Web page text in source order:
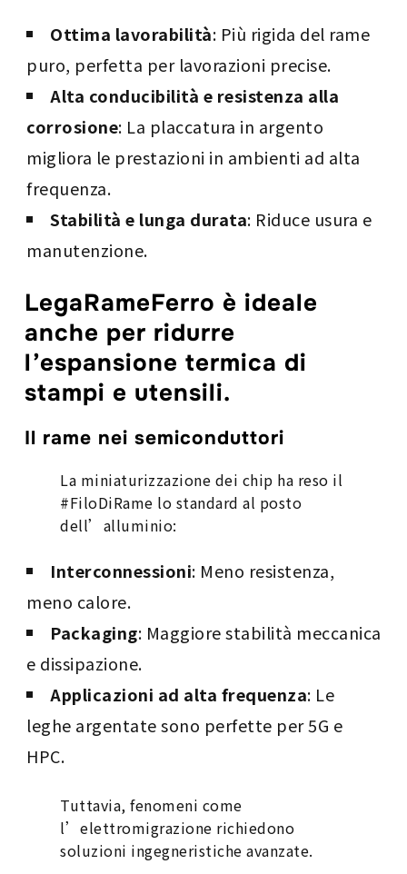
Ottima lavorabilità: Più rigida del rame
puro, perfetta per lavorazioni precise.
Alta conducibilità e resistenza alla
corrosione: La placcatura in argento
migliora le prestazioni in ambienti ad alta
frequenza.
Stabilità e lunga durata: Riduce usura e
manutenzione.
LegaRameFerro è ideale
anche per ridurre
l’espansione termica di
stampi e utensili.
Il rame nei semiconduttori
La miniaturizzazione dei chip ha reso il
#FiloDiRame lo standard al posto
dell’alluminio:
Interconnessioni: Meno resistenza,
meno calore.
Packaging: Maggiore stabilità meccanica
e dissipazione.
Applicazioni ad alta frequenza: Le
leghe argentate sono perfette per 5G e
HPC.
Tuttavia, fenomeni come
l’elettromigrazione richiedono
soluzioni ingegneristiche avanzate.